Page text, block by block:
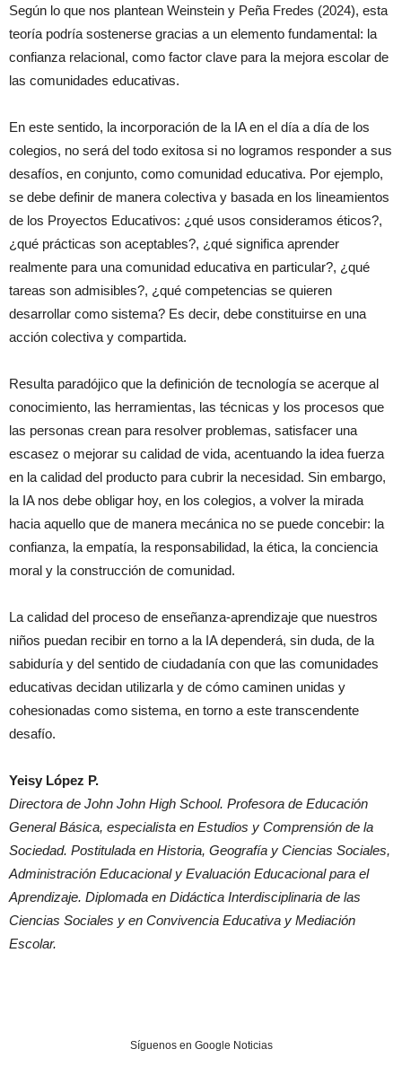
Según lo que nos plantean Weinstein y Peña Fredes (2024), esta
teoría podría sostenerse gracias a un elemento fundamental: la
confianza relacional, como factor clave para la mejora escolar de
las comunidades educativas.
En este sentido, la incorporación de la IA en el día a día de los
colegios, no será del todo exitosa si no logramos responder a sus
desafíos, en conjunto, como comunidad educativa. Por ejemplo,
se debe definir de manera colectiva y basada en los lineamientos
de los Proyectos Educativos: ¿qué usos consideramos éticos?,
¿qué prácticas son aceptables?, ¿qué significa aprender
realmente para una comunidad educativa en particular?, ¿qué
tareas son admisibles?, ¿qué competencias se quieren
desarrollar como sistema? Es decir, debe constituirse en una
acción colectiva y compartida.
Resulta paradójico que la definición de tecnología se acerque al
conocimiento, las herramientas, las técnicas y los procesos que
las personas crean para resolver problemas, satisfacer una
escasez o mejorar su calidad de vida, acentuando la idea fuerza
en la calidad del producto para cubrir la necesidad. Sin embargo,
la IA nos debe obligar hoy, en los colegios, a volver la mirada
hacia aquello que de manera mecánica no se puede concebir: la
confianza, la empatía, la responsabilidad, la ética, la conciencia
moral y la construcción de comunidad.
La calidad del proceso de enseñanza-aprendizaje que nuestros
niños puedan recibir en torno a la IA dependerá, sin duda, de la
sabiduría y del sentido de ciudadanía con que las comunidades
educativas decidan utilizarla y de cómo caminen unidas y
cohesionadas como sistema, en torno a este transcendente
desafío.
Yeisy López P.
Directora de John John High School. Profesora de Educación
General Básica, especialista en Estudios y Comprensión de la
Sociedad. Postitulada en Historia, Geografía y Ciencias Sociales,
Administración Educacional y Evaluación Educacional para el
Aprendizaje. Diplomada en Didáctica Interdisciplinaria de las
Ciencias Sociales y en Convivencia Educativa y Mediación
Escolar.
Síguenos en Google Noticias